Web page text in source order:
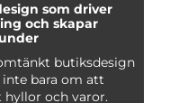
som driver
och skapar
butiksdesign
inte bara om att
hyllor och varor.